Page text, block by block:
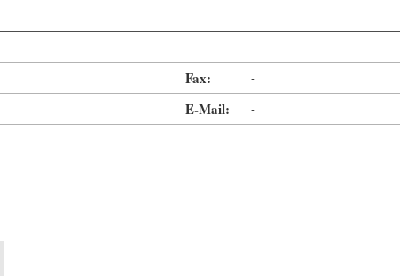
Fax: -
E-Mail: -